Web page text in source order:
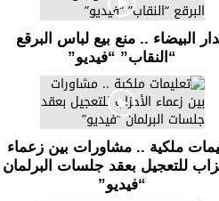
البيضاء .. منع بيع لباس البرقع
“النقاب” “فيديو”
ملكية .. مشاورات بين زعماء
للتعجيل بعقد جلسات البرلمان
“فيديو”